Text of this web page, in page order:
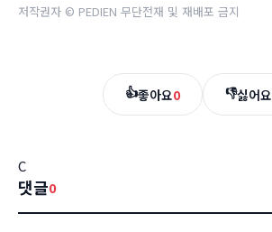
저작권자 © PEDIEN 무단전재 및 재배포 금지
👍좋아요0 👎싫어요
C
댓글0